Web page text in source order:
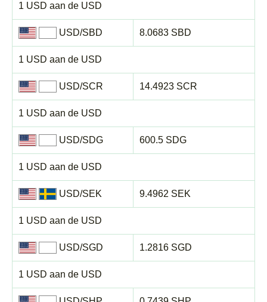
1 USD aan de USD
USD/SBD
1 USD aan de USD
8.0683 SBD
USD/SCR
1 USD aan de USD
14.4923 SCR
USD/SDG
1 USD aan de USD
600.5 SDG
USD/SEK
1 USD aan de USD
9.4962 SEK
USD/SGD
1 USD aan de USD
1.2816 SGD